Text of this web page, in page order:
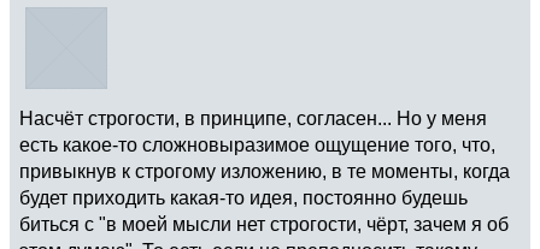
Насчёт строгости, в принципе, согласен... Но у меня
есть какое-то сложновыразимое ощущение того, что,
привыкнув к строгому изложению, в те моменты, когда
будет приходить какая-то идея, постоянно будешь
биться с "в моей мысли нет строгости, чёрт, зачем я об